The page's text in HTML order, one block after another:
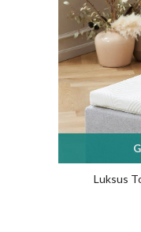
Luksus